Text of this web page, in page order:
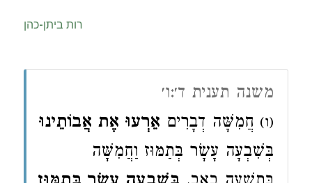
רות ביתן-כהן
משנה תענית ד׳:ו׳
(ו) חֲמִשָּׁה דְבָרִים אֵרְעוּ אֶת אֲבוֹתֵינוּ
בְּשִׁבְעָה עָשָׂר בְּתַמּוּז וַחֲמִשָּׁה